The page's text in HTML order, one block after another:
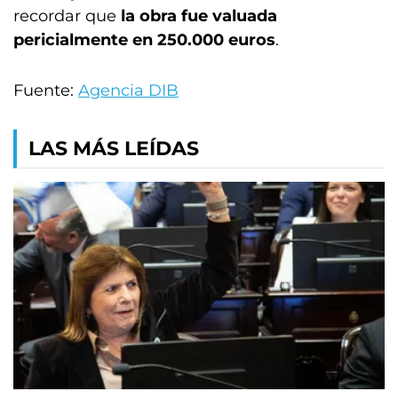
recordar que la obra fue valuada
pericialmente en 250.000 euros.
Fuente: Agencia DIB
LAS MÁS LEÍDAS